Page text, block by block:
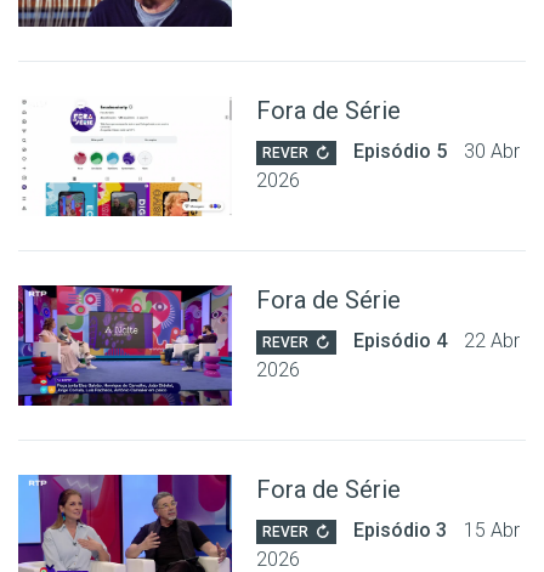
Fora de Série
REVER Episódio 5
30 Abr
2026
Fora de Série
REVER Episódio 4
22 Abr
2026
Fora de Série
REVER Episódio 3
15 Abr
2026